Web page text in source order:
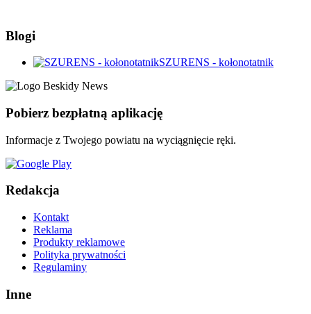
Blogi
SZURENS - kołonotatnik
Pobierz bezpłatną aplikację
Informacje z Twojego powiatu na wyciągnięcie ręki.
Redakcja
Kontakt
Reklama
Produkty reklamowe
Polityka prywatności
Regulaminy
Inne